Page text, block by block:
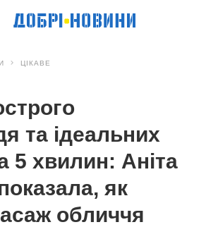
ЦІКАВЕ
та ідеальних
5 хвилин: Аніта
як
обличчя